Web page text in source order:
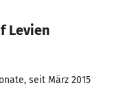
Levien
seit März 2015